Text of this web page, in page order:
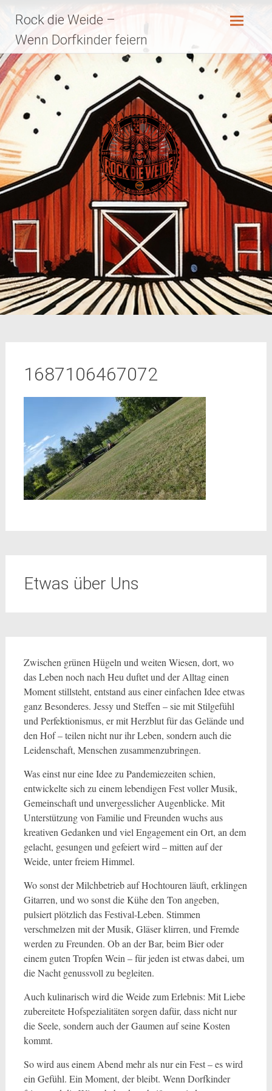
Inhalt
springen
Rock die Weide –
Wenn Dorfkinder feiern
1687106467072
Etwas über Uns
Zwischen grünen Hügeln und weiten Wiesen, dort, wo
das Leben noch nach Heu duftet und der Alltag einen
Moment stillsteht, entstand aus einer einfachen Idee etwas
ganz Besonderes. Jessy und Steffen – sie mit Stilgefühl
und Perfektionismus, er mit Herzblut für das Gelände und
den Hof – teilen nicht nur ihr Leben, sondern auch die
Leidenschaft, Menschen zusammenzubringen.
Was einst nur eine Idee zu Pandemiezeiten schien,
entwickelte sich zu einem lebendigen Fest voller Musik,
Gemeinschaft und unvergesslicher Augenblicke. Mit
Unterstützung von Familie und Freunden wuchs aus
kreativen Gedanken und viel Engagement ein Ort, an dem
gelacht, gesungen und gefeiert wird – mitten auf der
Weide, unter freiem Himmel.
Wo sonst der Milchbetrieb auf Hochtouren läuft, erklingen
Gitarren, und wo sonst die Kühe den Ton angeben,
pulsiert plötzlich das Festival-Leben. Stimmen
verschmelzen mit der Musik, Gläser klirren, und Fremde
werden zu Freunden. Ob an der Bar, beim Bier oder
einem guten Tropfen Wein – für jeden ist etwas dabei, um
die Nacht genussvoll zu begleiten.
Auch kulinarisch wird die Weide zum Erlebnis: Mit Liebe
zubereitete Hofspezialitäten sorgen dafür, dass nicht nur
die Seele, sondern auch der Gaumen auf seine Kosten
kommt.
So wird aus einem Abend mehr als nur ein Fest – es wird
ein Gefühl. Ein Moment, der bleibt. Wenn Dorfkinder